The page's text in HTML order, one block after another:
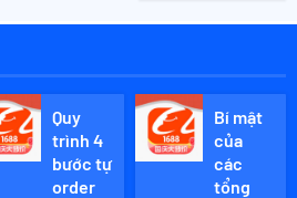
Quy
trình 4
bước tự
order
Bí mật
của
các
tổng